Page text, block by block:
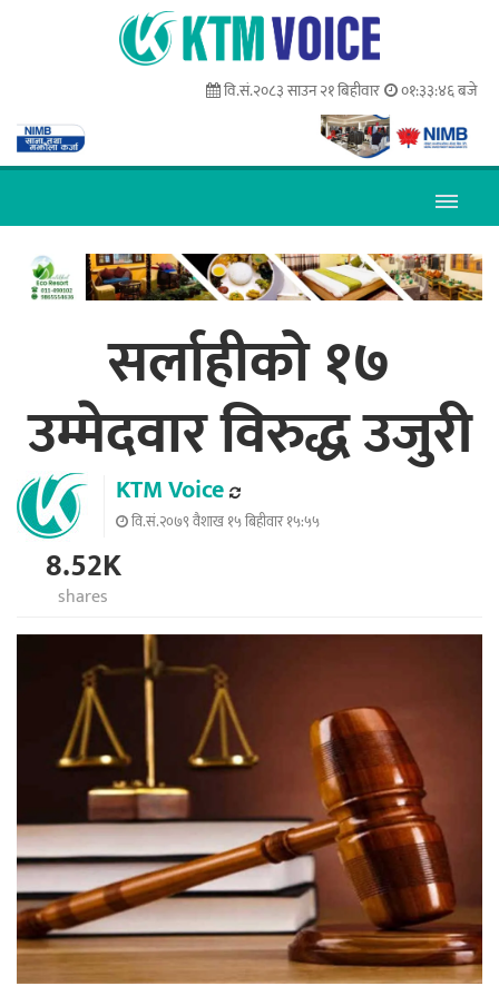
वि.सं.२०८३ साउन २१ बिहीवार ०१:३३:४७ बजे
सर्लाहीको १७
उम्मेदवार विरुद्ध उजुरी
KTM Voice
वि.सं.२०७९ वैशाख १५ बिहीवार १५:५५
8.52K
shares